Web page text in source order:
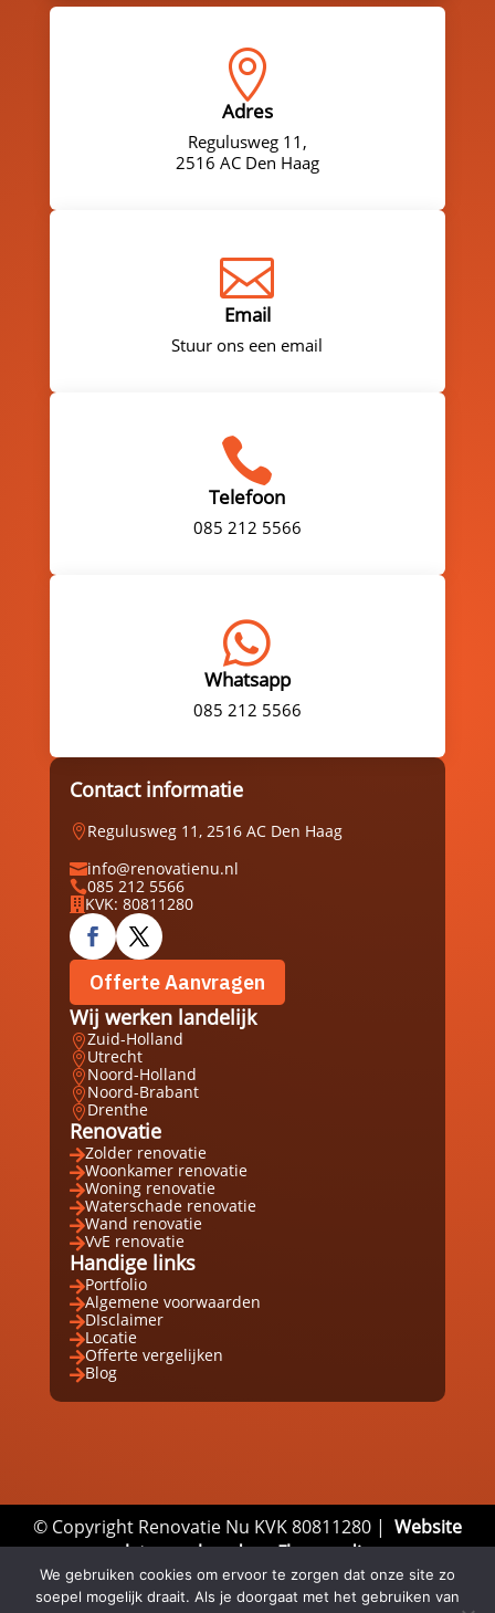

Adres
Regulusweg 11,
2516 AC Den Haag

Email
Stuur ons een email

Telefoon
085 212 5566

Whatsapp
085 212 5566
Contact informatie
Regulusweg 11, 2516 AC Den Haag
info@renovatienu.nl
085 212 5566
 KVK: 80811280
Offerte Aanvragen
Wij werken landelijk
Zuid-Holland
Utrecht
Noord-Holland
Noord-Brabant
Drenthe
Renovatie
Zolder renovatie
Woonkamer renovatie
Woning renovatie
Waterschade renovatie
Wand renovatie
VvE renovatie
Handige links
Portfolio
Algemene voorwaarden
DIsclaimer
Locatie
Offerte vergelijken
Blog
© Copyright Renovatie Nu KVK 80811280 | Website
laten maken door Flexamedia
Privacyverklaring|Disclaimer| Algemene
Voorwaarden
We gebruiken cookies om ervoor te zorgen dat onze site zo
soepel mogelijk draait. Als je doorgaat met het gebruiken van